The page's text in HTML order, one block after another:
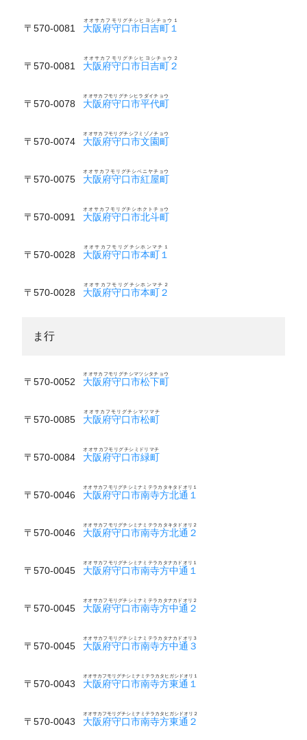
〒570-0081 大阪府守口市日吉町１
オオサカフモリグチシヒヨシチョウ１
〒570-0081 大阪府守口市日吉町２
オオサカフモリグチシヒヨシチョウ２
〒570-0078 大阪府守口市平代町
オオサカフモリグチシヒラダイチョウ
〒570-0074 大阪府守口市文園町
オオサカフモリグチシフミゾノチョウ
〒570-0075 大阪府守口市紅屋町
オオサカフモリグチシベニヤチョウ
〒570-0091 大阪府守口市北斗町
オオサカフモリグチシホクトチョウ
〒570-0028 大阪府守口市本町１
オオサカフモリグチシホンマチ１
〒570-0028 大阪府守口市本町２
オオサカフモリグチシホンマチ２
ま行
〒570-0052 大阪府守口市松下町
オオサカフモリグチシマツシタチョウ
〒570-0085 大阪府守口市松町
オオサカフモリグチシマツマチ
〒570-0084 大阪府守口市緑町
オオサカフモリグチシミドリマチ
〒570-0046 大阪府守口市南寺方北通１
オオサカフモリグチシミナミテラカタキタドオリ１
〒570-0046 大阪府守口市南寺方北通２
オオサカフモリグチシミナミテラカタキタドオリ２
〒570-0045 大阪府守口市南寺方中通１
オオサカフモリグチシミナミテラカタナカドオリ１
〒570-0045 大阪府守口市南寺方中通２
オオサカフモリグチシミナミテラカタナカドオリ２
〒570-0045 大阪府守口市南寺方中通３
オオサカフモリグチシミナミテラカタナカドオリ３
〒570-0043 大阪府守口市南寺方東通１
オオサカフモリグチシミナミテラカタヒガシドオリ１
〒570-0043 大阪府守口市南寺方東通２
オオサカフモリグチシミナミテラカタヒガシドオリ２